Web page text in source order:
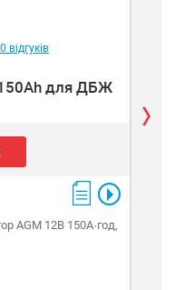
0 відгуків
для ДБЖ
AGM 12В 150А·год,